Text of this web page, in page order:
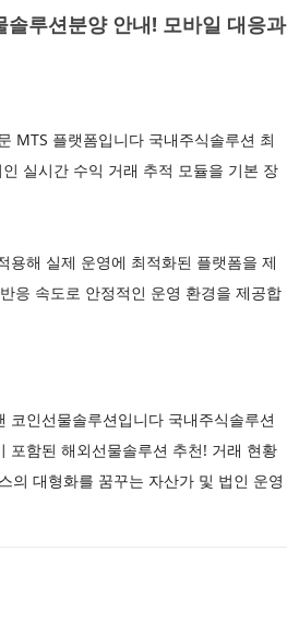
루션분양 안내! 모바일 대응과
MTS 플랫폼입니다 국내주식솔루션 최
실시간 수익 거래 추적 모듈을 기본 장
해 실제 운영에 최적화된 플랫폼을 제
응 속도로 안정적인 운영 환경을 제공합
인선물솔루션입니다 국내주식솔루션
포함된 해외선물솔루션 추천! 거래 현황
의 대형화를 꿈꾸는 자산가 및 법인 운영